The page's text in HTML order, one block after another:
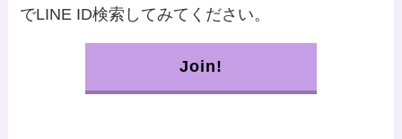
でLINE ID検索してみてください。
Join!